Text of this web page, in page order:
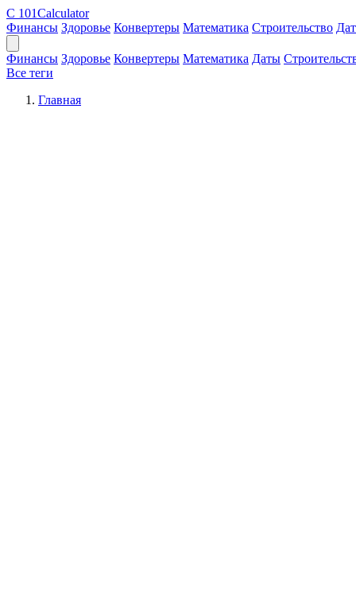
C 101Calculator
Финансы Здоровье Конвертеры Математика Строительство
Финансы Здоровье Конвертеры Математика Даты
Все теги
Главная